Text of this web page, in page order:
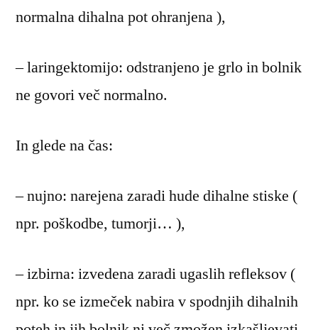
normalna dihalna pot ohranjena ),
– laringektomijo: odstranjeno je grlo in bolnik
ne govori več normalno.
In glede na čas:
– nujno: narejena zaradi hude dihalne stiske (
npr. poškodbe, tumorji… ),
– izbirna: izvedena zaradi ugaslih refleksov (
npr. ko se izmeček nabira v spodnjih dihalnih